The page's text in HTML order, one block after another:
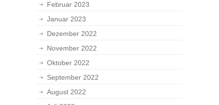
Februar 2023
Januar 2023
Dezember 2022
November 2022
Oktober 2022
September 2022
August 2022